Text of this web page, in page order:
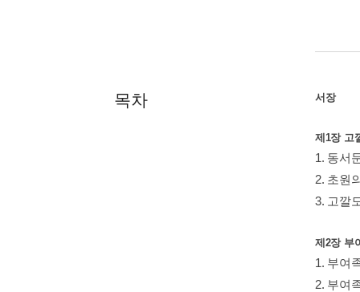
목차 서장
제1장 고
1. 동서
2. 초원
3. 고깔
제2장 부
1. 부여
2. 부여